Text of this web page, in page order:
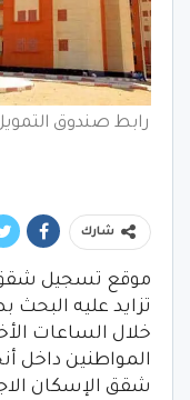
رابط صندوق
شارك
تزايد عليه البحث
خلال الساعات
المواطنين داخل